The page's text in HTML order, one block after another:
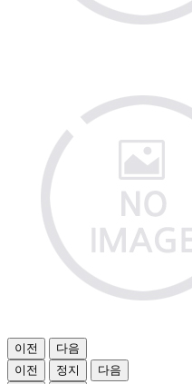
이전
다음
이전
정지
다음